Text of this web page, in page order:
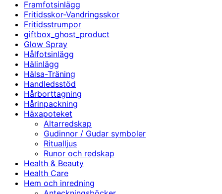
Framfotsinlägg
Fritidsskor-Vandringsskor
Fritidsstrumpor
giftbox_ghost_product
Glow Spray
Hålfotsinlägg
Hälinlägg
Hälsa-Träning
Handledsstöd
Hårborttagning
Hårinpackning
Häxapoteket
Altarredskap
Gudinnor / Gudar symboler
Ritualljus
Runor och redskap
Health & Beauty
Health Care
Hem och inredning